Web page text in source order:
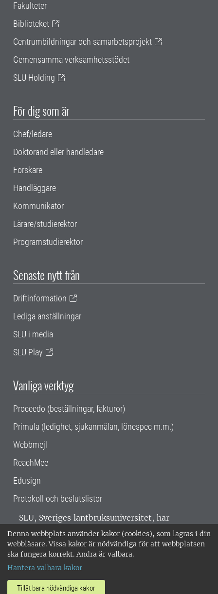
Denna webbplats använder kakor (cookies), som lagras i din
webbläsare. Vissa kakor är nödvändiga för att webbplatsen
ska fungera korrekt. Andra är valbara.
Hantera valbara kakor
Tillåt bara nödvändiga kakor
Fakulteter
Biblioteket
Centrumbildningar och samarbetsprojekt
Gemensamma verksamhetsstödet
SLU Holding
För dig som är
Chef/ledare
Doktorand eller handledare
Forskare
Handläggare
Kommunikatör
Lärare/studierektor
Programstudierektor
Senaste nytt från
Driftinformation
Lediga anställningar
SLU i media
SLU Play
Vanliga verktyg
Proceedo (beställningar, fakturor)
Primula (ledighet, sjukanmälan, lönespec m.m.)
Webbmejl
ReachMee
Edusign
Protokoll och beslutslistor
SLU, Sveriges lantbruksuniversitet, har
verksamhet över hela Sverige. Huvudorter är
Alnarp, Uppsala och Umeå.SLU är
miljöcertifierat enligt ISO 14001. •
018-67 10 00 • Org nr: 202100-2817 •
Om SLU:s webbplatser